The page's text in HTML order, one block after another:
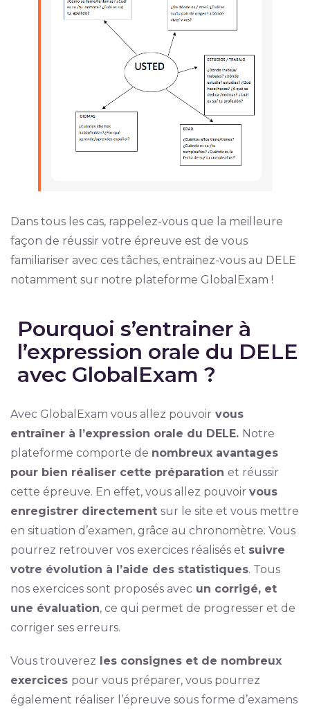
Dans tous les cas, rappelez-vous que la meilleure
façon de réussir votre épreuve est de vous
familiariser avec ces tâches, entrainez-vous au DELE
notamment sur notre plateforme GlobalExam !
Pourquoi s’entrainer à
l’expression orale du DELE
avec GlobalExam ?
Avec GlobalExam vous allez pouvoir vous
entraîner à l’expression orale du DELE. Notre
plateforme comporte de nombreux avantages
pour bien réaliser cette préparation et réussir
cette épreuve. En effet, vous allez pouvoir vous
enregistrer directement sur le site et vous mettre
en situation d’examen, grâce au chronomètre. Vous
pourrez retrouver vos exercices réalisés et suivre
votre évolution à l’aide des statistiques. Tous
nos exercices sont proposés avecun corrigé, et
une évaluation, ce qui permet de progresser et de
corriger ses erreurs.
Vous trouverez les consignes et de nombreux
exercices pour vous préparer, vous pourrez
également réaliser l’épreuve sous forme d’examens